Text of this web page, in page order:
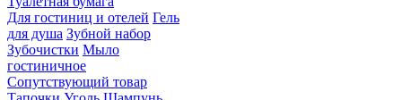
Для гостиниц и отелей Гель
для душа Зубной набор
Зубочистки Мыло
гостиничное
Сопутствующий товар